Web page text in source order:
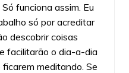
funciona assim. Eu
só por acreditar
descobrir coisas
facilitarão o dia-a-dia
meditando. Se